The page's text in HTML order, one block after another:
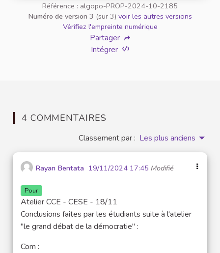
Référence : algopo-PROP-2024-10-2185
Numéro de version 3 (sur 3) voir les autres versions
Vérifiez l'empreinte numérique
Partager
Intégrer
4 COMMENTAIRES
Classement par : Les plus anciens
Rayan Bentata 19/11/2024 17:45 Modifié
Pour
Atelier CCE - CESE - 18/11
Conclusions faites par les étudiants suite à l'atelier
"le grand débat de la démocratie" :
Com :